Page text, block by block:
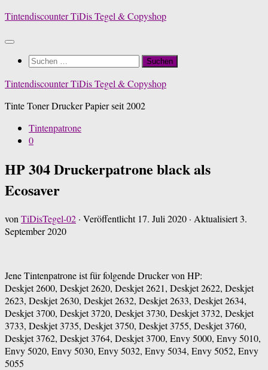
Zum
springen
Tintendiscounter TiDis Tegel & Copyshop
Suchen
Tintendiscounter TiDis Tegel & Copyshop
Tinte Toner Drucker Papier seit 2002
Tintenpatrone
0
HP 304 Druckerpatrone black als
Ecosaver
von TiDisTegel-02 · Veröffentlicht 17. Juli 2020 · Aktualisiert3.
September 2020
Jene Tintenpatrone ist für folgende Drucker von HP:
Deskjet 2600, Deskjet 2620, Deskjet 2621, Deskjet 2622, Deskjet
2623, Deskjet 2630, Deskjet 2632, Deskjet 2633, Deskjet 2634,
Deskjet 3700, Deskjet 3720, Deskjet 3730, Deskjet 3732, Deskjet
3733, Deskjet 3735, Deskjet 3750, Deskjet 3755, Deskjet 3760,
Deskjet 3762, Deskjet 3764, Deskjet 3700, Envy 5000, Envy 5010,
Envy 5020, Envy 5030, Envy 5032, Envy 5034, Envy 5052, Envy
5055